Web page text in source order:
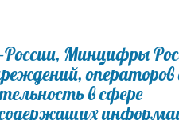
России, Минцифры
операторов
в сфере